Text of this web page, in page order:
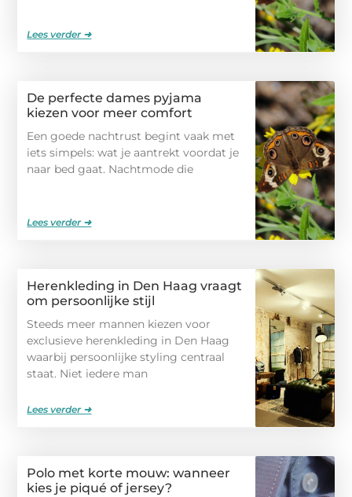
Lees verder ➜
De perfecte dames pyjama
kiezen voor meer comfort
Een goede nachtrust begint vaak met
iets simpels: wat je aantrekt voordat je
naar bed gaat. Nachtmode die
Lees verder ➜
Herenkleding in Den Haag vraagt
om persoonlijke stijl
Steeds meer mannen kiezen voor
exclusieve herenkleding in Den Haag
waarbij persoonlijke styling centraal
staat. Niet iedere man
Lees verder ➜
Polo met korte mouw: wanneer
kies je piqué of jersey?